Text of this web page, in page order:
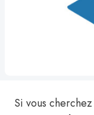
Si vous